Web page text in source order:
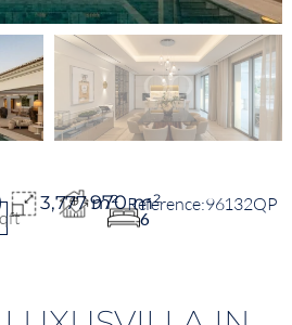
3,777 m²970 m²
6
96132QP